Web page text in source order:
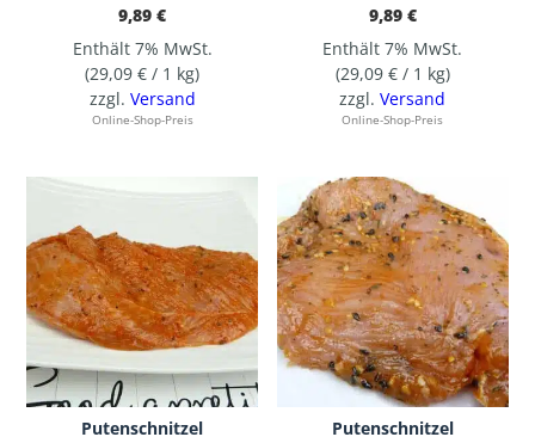
9,89€
Enthält 7% MwSt.
(29,09€ / 1 kg)
zzgl. Versand
Online-Shop-Preis
9,89 €
Enthält 7% MwSt.
(29,09 €/ 1 kg)
zzgl.Versand
Online-Shop-Preis
Putenschnitzel
Putenschnitzel